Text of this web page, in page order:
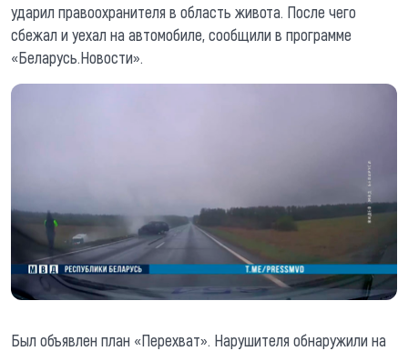
ударил правоохранителя в область живота. После чего
сбежал и уехал на автомобиле, сообщили в программе
«Беларусь.Новости».
Был объявлен план «Перехват». Нарушителя обнаружили на